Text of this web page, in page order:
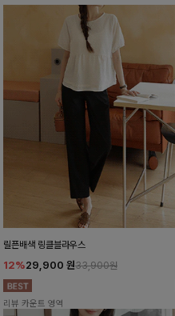
릴픈배색 링클블라우스
12%29,900 원33,900원
리뷰 카운트 영역